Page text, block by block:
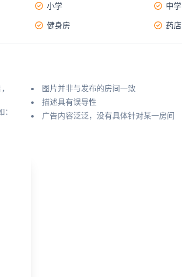
小学
中学
健身房
药店
图片并非与发布的房间一致
描述具有误导性
广告内容泛泛，没有具体针对某一房间